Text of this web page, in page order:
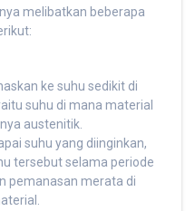
melibatkan beberapa
ke suhu sedikit di
suhu di mana material
austenitik.
suhu yang diinginkan,
tersebut selama periode
pemanasan merata di